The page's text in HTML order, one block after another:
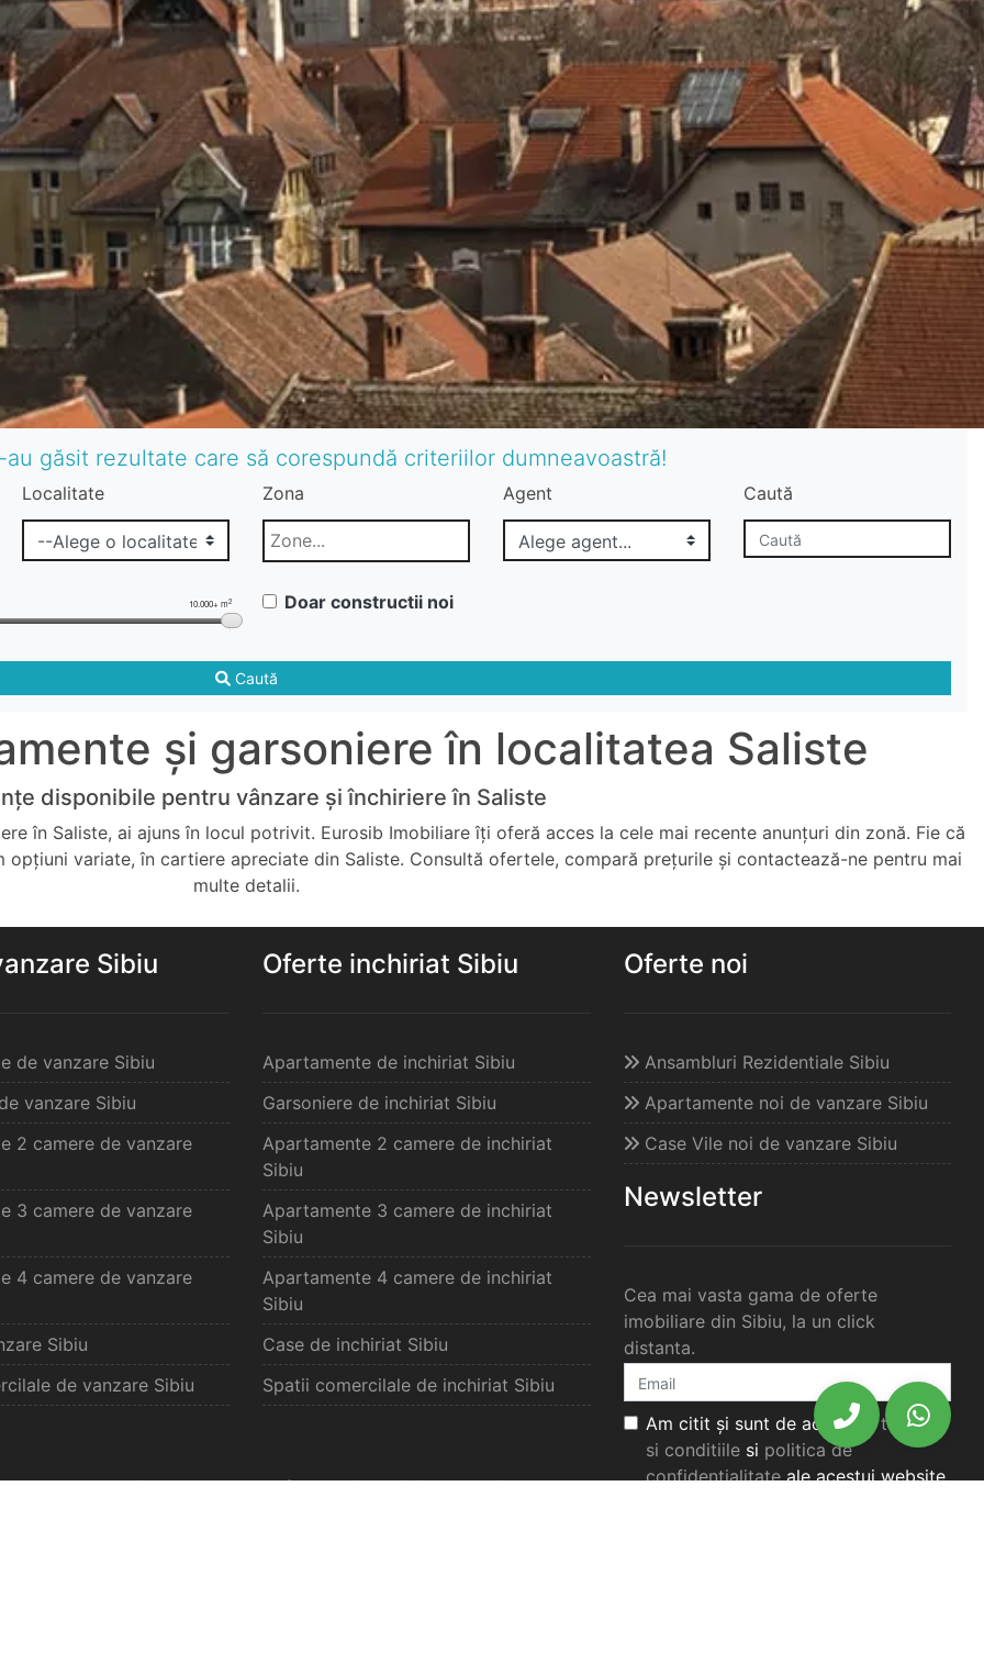
găsit rezultate care să corespundă criteriilor dumneavoastră!
Localitate Zona Agent Caută
10.000+ m2 Doar constructii noi
Caută
și garsoniere în localitatea Saliste
disponibile pentru vânzare și închiriere în Saliste
în Saliste, ai ajuns în locul potrivit. Eurosib Imobiliare îți oferă acces la cele mai recente anunțuri din zonă. Fie că
variate, în cartiere apreciate din Saliste. Consultă ofertele, compară prețurile și contactează-ne pentru mai
multe detalii.
Sibiu
de vanzare Sibiu
vanzare Sibiu
2 camere de vanzare
3 camere de vanzare
4 camere de vanzare
Sibiu
de vanzare Sibiu
Selimbar
Oferte inchiriat Sibiu
Apartamente de inchiriat Sibiu
Garsoniere de inchiriat Sibiu
Apartamente 2 camere de inchiriat
Sibiu
Apartamente 3 camere de inchiriat
Sibiu
Apartamente 4 camere de inchiriat
Sibiu
Case de inchiriat Sibiu
Spatii comercilale de inchiriat Sibiu
Oferte inchiriat Selimbar
Oferte noi
Ansambluri Rezidentiale Sibiu
Apartamente noi de vanzare Sibiu
Case Vile noi de vanzare Sibiu
Newsletter
Cea mai vasta gama de oferte
imobiliare din Sibiu, la un click
distanta.
Am citit și sunt de acord cutermenii
si conditiilesi politica de
confidențialitateale acestui website.